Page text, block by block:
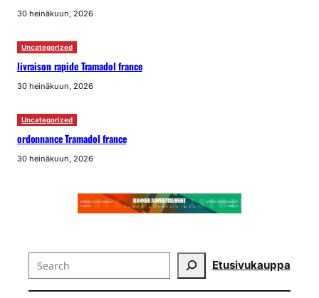
30 heinäkuun, 2026
Uncategorized
livraison rapide Tramadol france
30 heinäkuun, 2026
Uncategorized
ordonnance Tramadol france
30 heinäkuun, 2026
Search Etusivukauppa